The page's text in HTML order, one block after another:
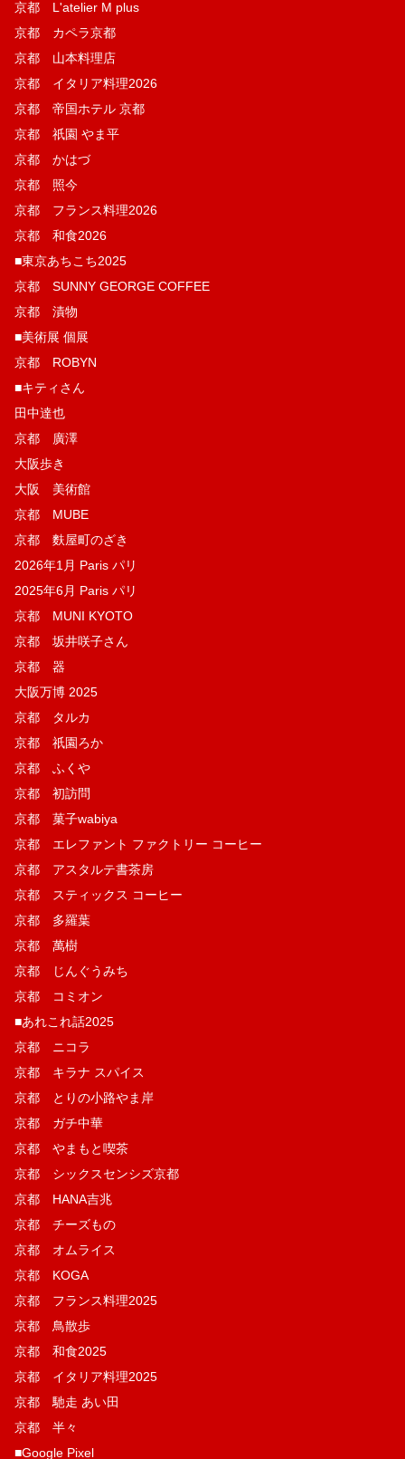
京都 L'atelier M plus
京都 カペラ京都
京都 山本料理店
京都 イタリア料理2026
京都 帝国ホテル 京都
京都 祇園 やま平
京都 かはづ
京都 照今
京都 フランス料理2026
京都 和食2026
■東京あちこち2025
京都 SUNNY GEORGE COFFEE
京都 漬物
■美術展 個展
京都 ROBYN
■キティさん
田中達也
京都 廣澤
大阪歩き
大阪 美術館
京都 MUBE
京都 麩屋町のざき
2026年1月 Paris パリ
2025年6月 Paris パリ
京都 MUNI KYOTO
京都 坂井咲子さん
京都 器
大阪万博 2025
京都 タルカ
京都 祇園ろか
京都 ふくや
京都 初訪問
京都 菓子wabiya
京都 エレファント ファクトリー コーヒー
京都 アスタルテ書茶房
京都 スティックス コーヒー
京都 多羅葉
京都 萬樹
京都 じんぐうみち
京都 コミオン
■あれこれ話2025
京都 ニコラ
京都 キラナ スパイス
京都 とりの小路やま岸
京都 ガチ中華
京都 やまもと喫茶
京都 シックスセンシズ京都
京都 HANA吉兆
京都 チーズもの
京都 オムライス
京都 KOGA
京都 フランス料理2025
京都 鳥散歩
京都 和食2025
京都 イタリア料理2025
京都 馳走 あい田
京都 半々
■Google Pixel